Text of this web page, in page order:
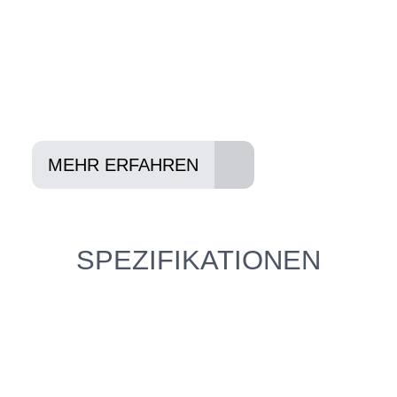
MEHR ERFAHREN
SPEZIFIKATIONEN